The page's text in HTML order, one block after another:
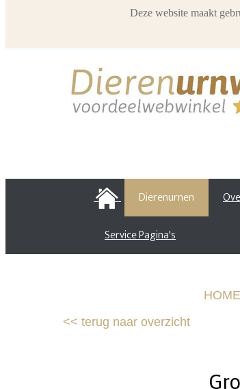
HOME Dierenurnen
Service Pagina's
HOME
<< terug naar overzicht
Deze website maakt